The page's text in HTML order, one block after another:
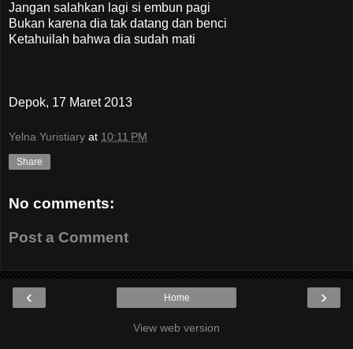
Jangan salahkan lagi si embun pagi
Bukan karena dia tak datang dan benci
Ketahuilah bahwa dia sudah mati
Depok, 17 Maret 2013
Yelna Yuristiary at 10:11 PM
Share
No comments:
Post a Comment
‹ ›
Home
View web version